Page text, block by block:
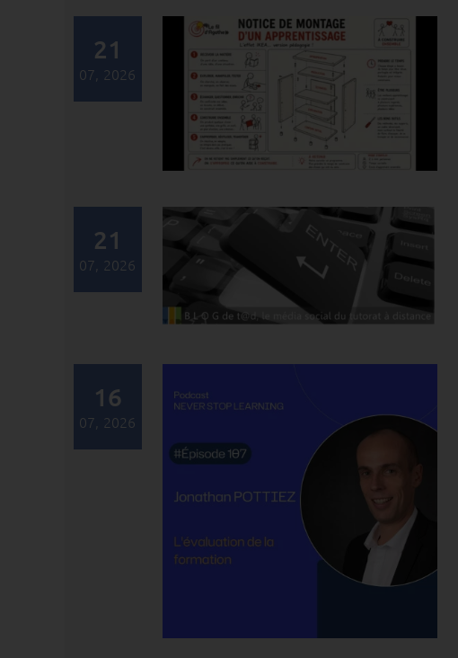
21
07, 2026
21
07, 2026
16
07, 2026